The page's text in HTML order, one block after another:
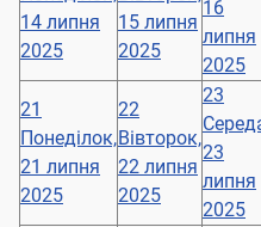
14 липня
2025
15 липня
2025
16
липня
2025
21
Понеділок,
21 липня
2025
22
Вівторок,
22 липня
2025
23
23
липня
2025